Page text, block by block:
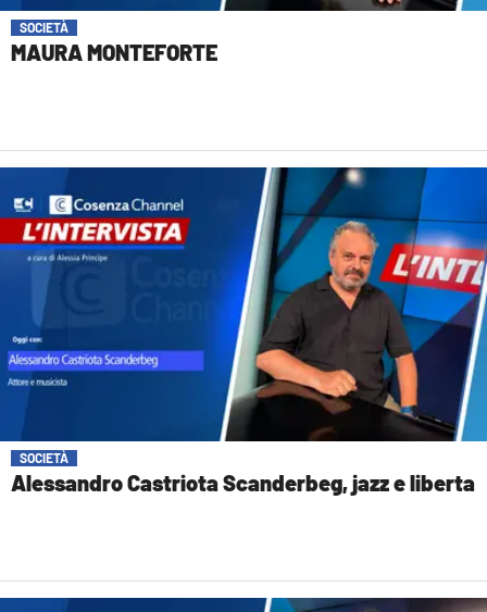
SOCIETÀ
MAURA MONTEFORTE
SOCIETÀ
Alessandro Castriota Scanderbeg, jazz e liberta